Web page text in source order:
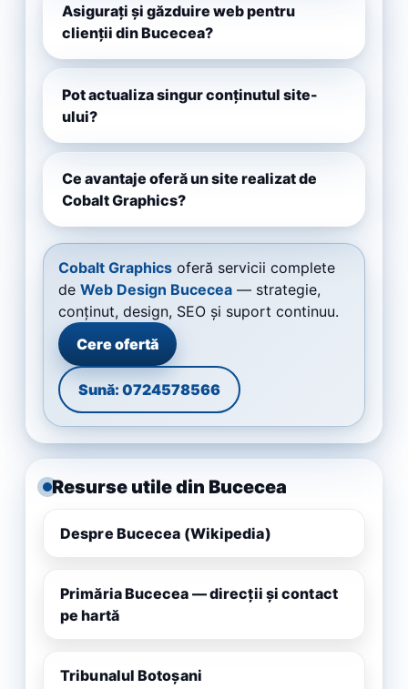
Asigurați și găzduire web pentru
clienții din Bucecea?
Pot actualiza singur conținutul site-
ului?
Ce avantaje oferă un site realizat de
Cobalt Graphics?
Cobalt Graphics oferă servicii complete
de Web Design Bucecea — strategie,
conținut, design, SEO și suport continuu.
Cere ofertă
Sună: 0724578566
Resurse utile din Bucecea
Despre Bucecea (Wikipedia)
Primăria Bucecea — direcții și contact
pe hartă
Tribunalul Botoșani